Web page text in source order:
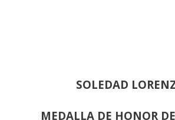
SOLEDAD
MEDALLA DE HONOR